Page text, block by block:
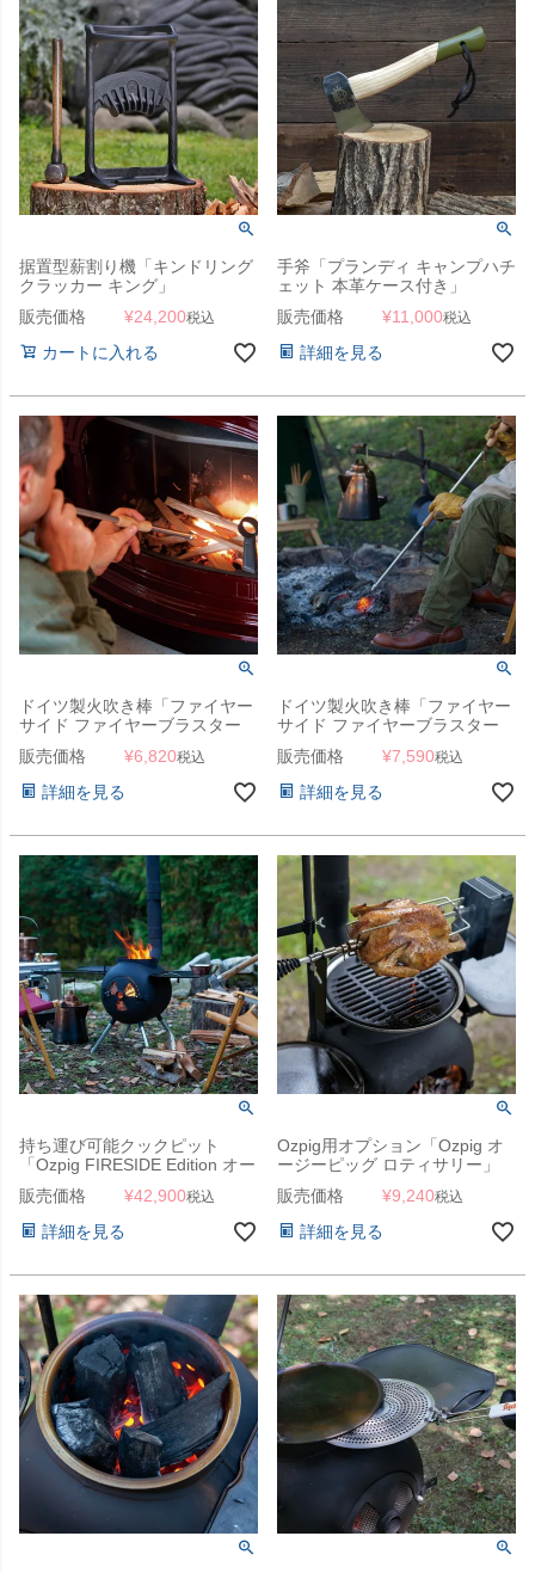
据置型薪割り機「キンドリング
クラッカー キング」
販売価格
¥24,200税込
カートに入れる
手斧「プランディ キャンプハチ
ェット 本革ケース付き」
販売価格
¥11,000税込
詳細を見る
ドイツ製火吹き棒「ファイヤー
サイド ファイヤーブラスター
60」
販売価格 ¥6,820税込
詳細を見る
ドイツ製火吹き棒「ファイヤー
サイド ファイヤーブラスター
80」
販売価格 ¥7,590税込
詳細を見る
持ち運び可能クックピット
「Ozpig FIRESIDE Edition オー
ジーピッグ ファイヤーサイドエ
ディション」
販売価格 ¥42,900税込
詳細を見る
Ozpig用オプション「Ozpig オ
ージーピッグ ロティサリー」
販売価格
¥9,240税込
詳細を見る